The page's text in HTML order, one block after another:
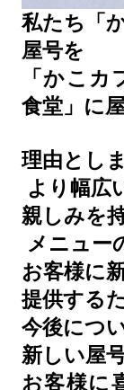
私たち「
屋号を
「かこ
食堂」に
理由とし
より幅広
親しみを
メニュー
お客様に
提供する
今後につ
新しい屋
お客様に